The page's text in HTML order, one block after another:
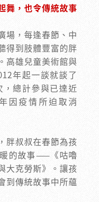
舞，也令傳統故事
場，每逢春節、中
得到肢體豐富的胖
高雄兒童美術館與
年起一談就談了
總計參與已達近
因疫情所迫取消
胖叔叔在春節為孩
的故事——《咕嚕
大克勞斯》。讓孩
到傳統故事中所蘊